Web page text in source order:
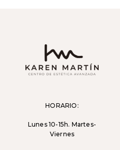
HORARIO:
Lunes 10-15h. Martes-
Viernes